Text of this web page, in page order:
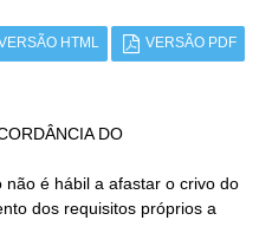
HTML VERSÃO PDF
DO